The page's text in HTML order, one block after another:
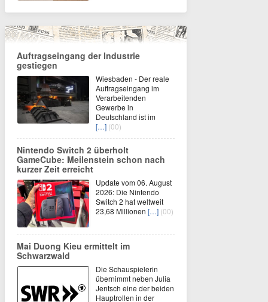
Auftragseingang der Industrie
gestiegen
Wiesbaden - Der reale
Auftragseingang im
Verarbeitenden
Gewerbe in
Deutschland ist im
[…] (00)
Nintendo Switch 2 überholt
GameCube: Meilenstein schon nach
kurzer Zeit erreicht
Update vom 06. August
2026: Die Nintendo
Switch 2 hat weltweit
23,68 Millionen […] (00)
Mai Duong Kieu ermittelt im
Schwarzwald
Die Schauspielerin
übernimmt neben Julia
Jentsch eine der beiden
Hauptrollen in der